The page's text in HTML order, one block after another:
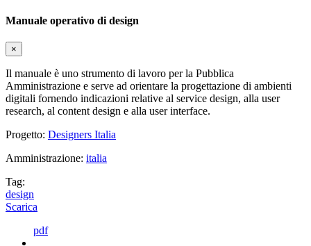
Manuale operativo di design
×
Il manuale è uno strumento di lavoro per la Pubblica
Amministrazione e serve ad orientare la progettazione di ambienti
digitali fornendo indicazioni relative al service design, alla user
research, al content design e alla user interface.
Progetto: Designers Italia
Amministrazione: italia
Tag:
design
Scarica
pdf